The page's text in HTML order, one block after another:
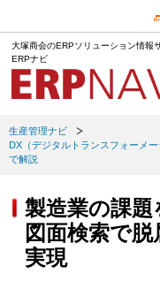
大塚商会のERPソリューション情報
ERPナビ
生産管理ナビ
DX（デジタルトランスフォーメ
で解説
製造業の課
図面検索で
実現